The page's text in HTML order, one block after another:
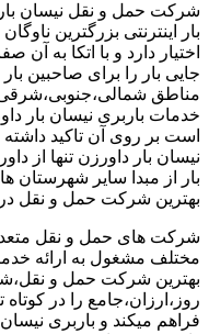
شرکت حمل و نقل نیسان
بار اینترنتی بزرگترین
اختیار دارد و با اتکا به
جایی بار را برای صاحبین
مناطق
خدمات باربری نیسان بار
است بر روی آن تاکید
نیسان بار داورزن تنها از
بار از مبدا سایر شهرستان
بهترین شرکت حمل و نقل
شرکت های حمل و نقل
مختلف مشغول به ارائه
بهترین شرکت حمل و
روز،ارزان،جامع را در
فراهم میکند و باربری